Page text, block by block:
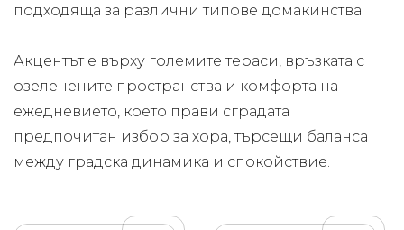
подходяща за различни типове домакинства.
Акцентът е върху големите тераси, връзката с
озеленените пространства и комфорта на
ежедневието, което прави сградата
предпочитан избор за хора, търсещи баланса
между градска динамика и спокойствие.